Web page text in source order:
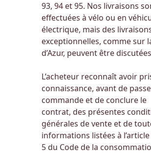
93, 94 et 95. Nos livraisons
effectuées à vélo ou en
électrique, mais des
exceptionnelles, comme sur
d’Azur, peuvent être
L’acheteur reconnaît avoir
connaissance, avant de
commande et de conclure le
contrat, des présentes
générales de vente et de
informations listées à l’article
5 du Code de la